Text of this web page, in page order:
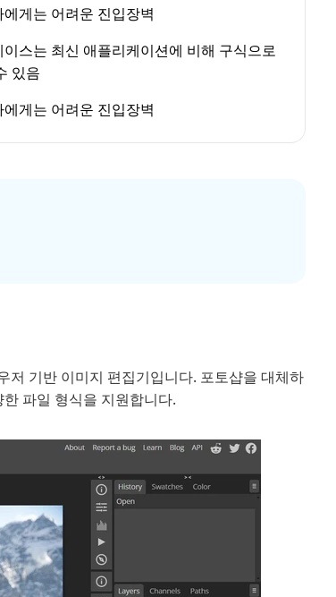
에게는 어려운 진입장벽
이스는 최신 애플리케이션에 비해 구식으로
있음
에게는 어려운 진입장벽
기반 이미지 편집기입니다. 포토샵을 대체하
파일 형식을 지원합니다.